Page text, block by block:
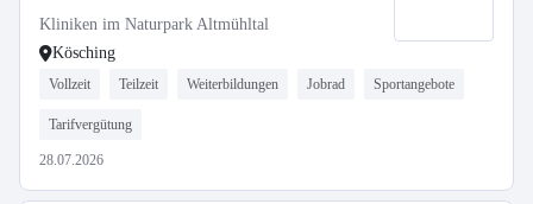
Kliniken im Naturpark Altmühltal
Kösching
Vollzeit Teilzeit Weiterbildungen Jobrad Sportangebote
Tarifvergütung
28.07.2026